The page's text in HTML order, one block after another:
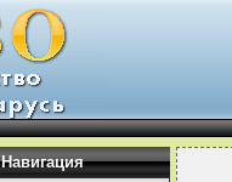
Навигация